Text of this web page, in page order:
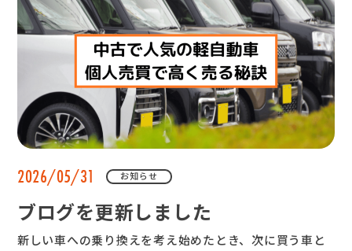
2026/05/31 お知らせ
ブログを更新しました
新しい車への乗り換えを考え始めたとき、次に買う車と